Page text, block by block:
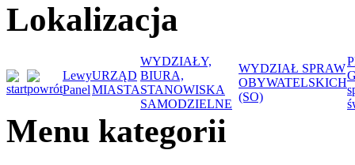
Lokalizacja
Lewy
Panel
URZĄD
MIASTA
WYDZIAŁY,
BIURA,
STANOWISKA
SAMODZIELNE
WYDZIAŁ SPRAW
OBYWATELSKICH
(SO)
Menu kategorii